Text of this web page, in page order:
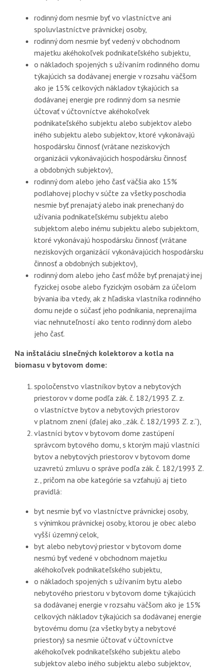
rodinný dom nesmie byť vo vlastníctve ani
spoluvlastníctve právnickej osoby,
rodinný dom nesmie byť vedený v obchodnom
majetku akéhokoľvek podnikateľského subjektu,
o nákladoch spojených s užívaním rodinného domu
týkajúcich sa dodávanej energie v rozsahu väčšom
ako je 15% celkových nákladov týkajúcich sa
dodávanej energie pre rodinný dom sa nesmie
účtovať v účtovníctve akéhokoľvek
podnikateľského subjektu alebo subjektov alebo
iného subjektu alebo subjektov, ktoré vykonávajú
hospodársku činnosť (vrátane neziskových
organizácii vykonávajúcich hospodársku činnosť
a obdobných subjektov),
rodinný dom alebo jeho časť väčšia ako 15%
podlahovej plochy v súčte za všetky poschodia
nesmie byť prenajatý alebo inak prenechaný do
užívania podnikateľskému subjektu alebo
subjektom alebo inému subjektu alebo subjektom,
ktoré vykonávajú hospodársku činnosť (vrátane
neziskových organizácií vykonávajúcich hospodársku
činnosť a obdobných subjektov),
rodinný dom alebo jeho časť môže byť prenajatý inej
fyzickej osobe alebo fyzickým osobám za účelom
bývania iba vtedy, ak z hľadiska vlastníka rodinného
domu nejde o súčasť jeho podnikania, neprenajíma
viac nehnuteľností ako tento rodinný dom alebo
jeho časť.
Na inštaláciu slnečných kolektorov a kotla na
biomasu v bytovom dome:
spoločenstvo vlastníkov bytov a nebytových
priestorov v dome podľa zák. č. 182/1993 Z. z.
o vlastníctve bytov a nebytových priestorov
v platnom znení (ďalej ako „zák. č. 182/1993 Z. z.“),
vlastníci bytov v bytovom dome zastúpení
správcom bytového domu, s ktorým majú vlastníci
bytov a nebytových priestorov v bytovom dome
uzavretú zmluvu o správe podľa zák. č. 182/1993 Z.
z., pričom na obe kategórie sa vzťahujú aj tieto
pravidlá:
byt nesmie byť vo vlastníctve právnickej osoby,
s výnimkou právnickej osoby, ktorou je obec alebo
vyšší územný celok,
byt alebo nebytový priestor v bytovom dome
nesmú byť vedené v obchodnom majetku
akéhokoľvek podnikateľského subjektu,
o nákladoch spojených s užívaním bytu alebo
nebytového priestoru v bytovom dome týkajúcich
sa dodávanej energie v rozsahu väčšom ako je 15%
celkových nákladov týkajúcich sa dodávanej energie
bytovému domu (za všetky byty a nebytové
priestory) sa nesmie účtovať v účtovníctve
akéhokoľvek podnikateľského subjektu alebo
subjektov alebo iného subjektu alebo subjektov,